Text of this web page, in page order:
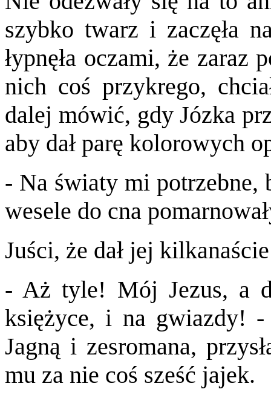
szybko twarz i zaczęła
łypnęła oczami, że
nich coś przykrego,
dalej mówić, gdy Józka
aby dał parę kolorowych
- Na światy mi potrzebne,
wesele do cna
Juści, że dał jej
- Aż tyle! Mój Jezus, a
księżyce, i na gwiazdy! -
Jagną i zesromana,
mu za nie coś sześć jajek.